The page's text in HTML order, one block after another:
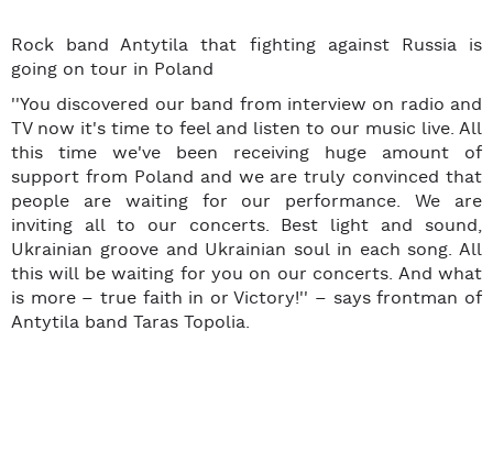
Rock band Antytila that fighting against Russia is
going on tour in Poland
''You discovered our band from interview on radio and
TV now it's time to feel and listen to our music live. All
this time we've been receiving huge amount of
support from Poland and we are truly convinced that
people are waiting for our performance. We are
inviting all to our concerts. Best light and sound,
Ukrainian groove and Ukrainian soul in each song. All
this will be waiting for you on our concerts. And what
is more – true faith in or Victory!'' – says frontman of
Antytila band Taras Topolia.